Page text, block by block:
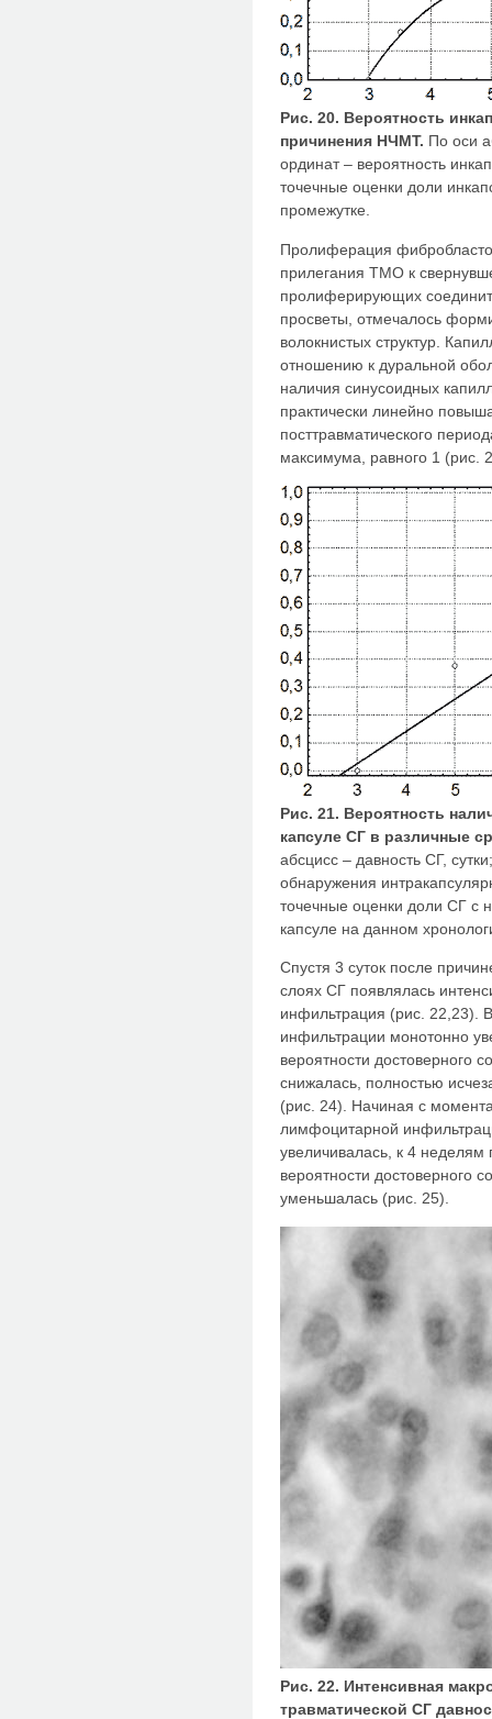
Рис. 20. Вероятность
причинения НЧМТ. По оси
ординат – вероятность
точечные оценки доли
промежутке.
Пролиферация
прилегания ТМО к
пролиферирующих
просветы, отмечалось
волокнистых структур.
отношению к дуральной
наличия синусоидных
практически линейно
посттравматического
максимума, равного 1 (рис.
Рис. 21. Вероятность
капсуле СГ в различные
абсцисс – давность СГ,
обнаружения
точечные оценки доли СГ с
капсуле на данном
Спустя 3 суток после
слоях СГ появлялась
инфильтрация (рис. 22,23).
инфильтрации монотонно
вероятности достоверного
снижалась, полностью
(рис. 24). Начиная с
лимфоцитарной
увеличивалась, к 4 неделям
вероятности достоверного
уменьшалась (рис. 25).
Рис. 22. Интенсивная
травматической СГ